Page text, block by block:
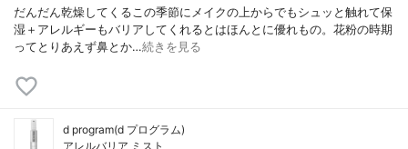
だんだん乾燥してくるこの季節に メイクの上からでもシュッと触れて 保
湿＋アレルギーもバリアしてくれるとは ほんとに優れもの。 花粉の時期
って とりあえず鼻とか…続きを見る
d program(d プログラム)
アレルバリア ミスト